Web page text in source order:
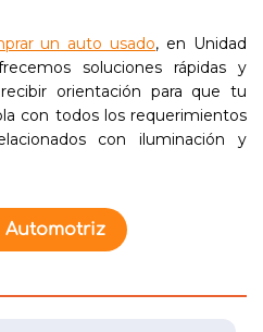
un auto usado, en Unidad
soluciones rápidas y
orientación para que tu
con todos los requerimientos
con iluminación y
Automotriz